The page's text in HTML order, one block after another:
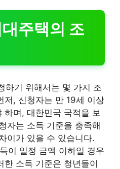
주택의 조
하기 위해서는 몇 가지 조
저, 신청자는 만 19세 이상
며, 대한민국 국적을 보
자는 소득 기준을 충족해
이가 있을 수 있습니다.
이 일정 금액 이하일 경우
한 소득 기준은 청년들이